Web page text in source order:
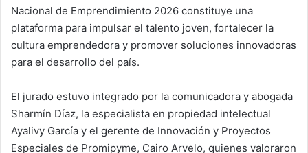
Nacional de Emprendimiento 2026 constituye una
plataforma para impulsar el talento joven, fortalecer la
cultura emprendedora y promover soluciones innovadoras
para el desarrollo del país.
El jurado estuvo integrado por la comunicadora y abogada
Sharmín Díaz, la especialista en propiedad intelectual
Ayalivy García y el gerente de Innovación y Proyectos
Especiales de Promipyme, Cairo Arvelo, quienes valoraron